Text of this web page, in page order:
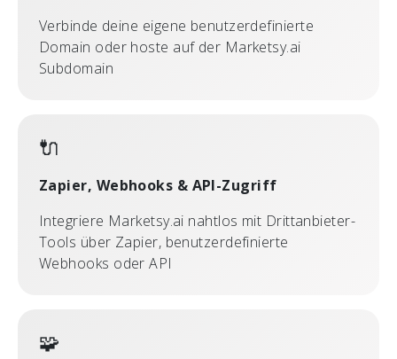
Verbinde deine eigene benutzerdefinierte
Domain oder hoste auf der Marketsy.ai
Subdomain
🔌
Zapier, Webhooks & API-Zugriff
Integriere Marketsy.ai nahtlos mit Drittanbieter-
Tools über Zapier, benutzerdefinierte
Webhooks oder API
🧩